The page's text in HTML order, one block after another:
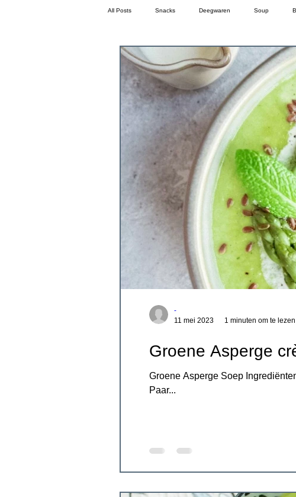
All Posts Snacks Deegwaren Soup
Dessert Sausen
Groene Asperge
Groene Asperge Soep
Paar...
-
11 mei 2023
1 minuten om te lezen